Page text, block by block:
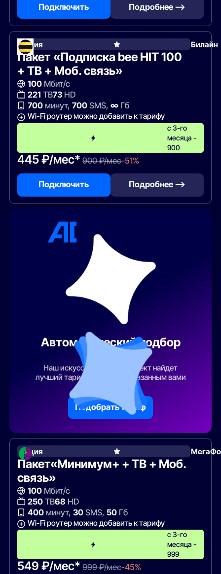
Подключить Подробнее —>
Акция Билайн
Пакет «Подписка bee HIT 100
+ ТВ + Моб. связь»
100Мбит/с
221 ТВ73HD
700минут, 700SMS, ∞Гб
Wi-Fi роутер можно добавить к тарифу
с 3-го
месяца -
900
445 ₽/мес* 900 ₽/мес-51%
Подключить Подробнее —>
Автоматический подбор
Наш искусственный интеллект найдет
лучший тарифный план по указанным вами
Подобрать тариф
Акция
Пакет«Минимум+ + ТВ + Моб.
связь»
100Мбит/с
250ТВ68 HD
400минут, 30SMS, 50Гб
Wi-Fi роутер можно добавить к тарифу
с 3-го
месяца -
999
549 ₽/мес* 999 ₽/мес-45%